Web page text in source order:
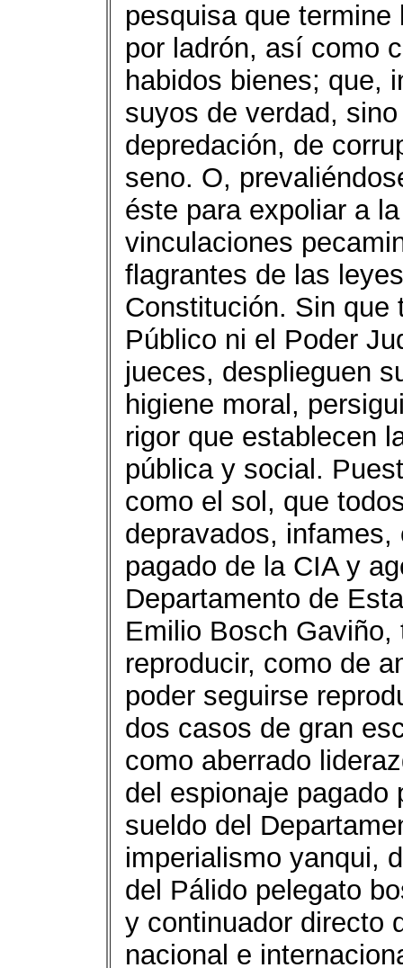
pesquisa que
por ladrón, así como
habidos bienes; que,
suyos de verdad,
depredación, de
seno. O,
éste para expoliar a
vinculaciones
flagrantes de las
Constitución. Sin que
Público ni el Poder
jueces, desplieguen
higiene moral,
rigor que establecen
pública y social.
como el sol, que
depravados,
pagado de la CIA y
Departamento de
Emilio Bosch
reproducir, como de
poder seguirse
dos casos de gran
como aberrado
del espionaje pagado
sueldo del
imperialismo yanqui,
del Pálido pelegato
y continuador directo
nacional e